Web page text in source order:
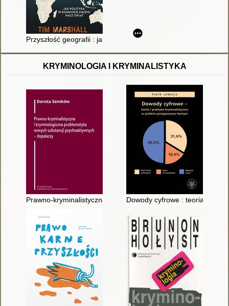
Przyszłość geografii : jak polityka w kosmosie zmieni nasz
KRYMINOLOGIA I KRYMINALISTYKA
Prawno-kryminalistyczna i kryminologiczna problematyka
Dowody cyfrowe : teoria i